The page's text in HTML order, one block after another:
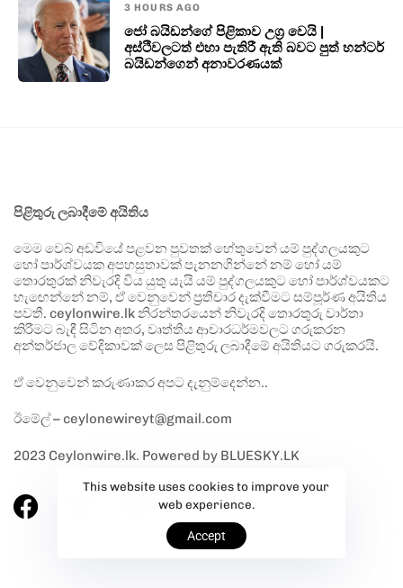
3 HOURS AGO
ජෝ බයිඩන්ගේ පිළිකාව උග්‍ර වෙයි |
අස්ථිවලටත් එහා පැතිරී ඇති බවට පුත් හන්ටර්
බයිඩන්ගෙන් අනාවරණයක්
පිළිතුරු ලබාදීමේ අයිතිය
මෙම වෙබ් අඩවියේ පළවන පුවතක් හේතුවෙන් යම් පුද්ගලයකුට
හෝ පාර්ශ්වයක අපහසුතාවක් පැනනගින්නේ නම් හෝ යම්
තොරතුරක් නිවැරදි විය යුතු යැයි යම් පුද්ගලයකුට හෝ පාර්ශ්වයකට
හැඟෙන්නේ නම්, ඒ වෙනුවෙන් ප්‍රතිචාර දැක්වීමට සම්පූර්ණ අයිතිය
පවතී. ceylonwire.lk නිරන්තරයෙන් නිවැරදි තොරතුරු වාර්තා
කිරීමට බැඳී සිටින අතර, වෘත්තීය ආචාරධර්මවලට ගරුකරන
අන්තර්ජාල වේදිකාවක් ලෙස පිළිතුරු ලබාදීමේ අයිතියට ගරුකරයි.
ඒ වෙනුවෙන් කරුණාකර අපට දැනුම්දෙන්න..
ඊමේල් – ceylonewireyt@gmail.com
2023 Ceylonwire.lk. Powered by BLUESKY.LK
This website uses cookies to improve your
web experience.
Accept